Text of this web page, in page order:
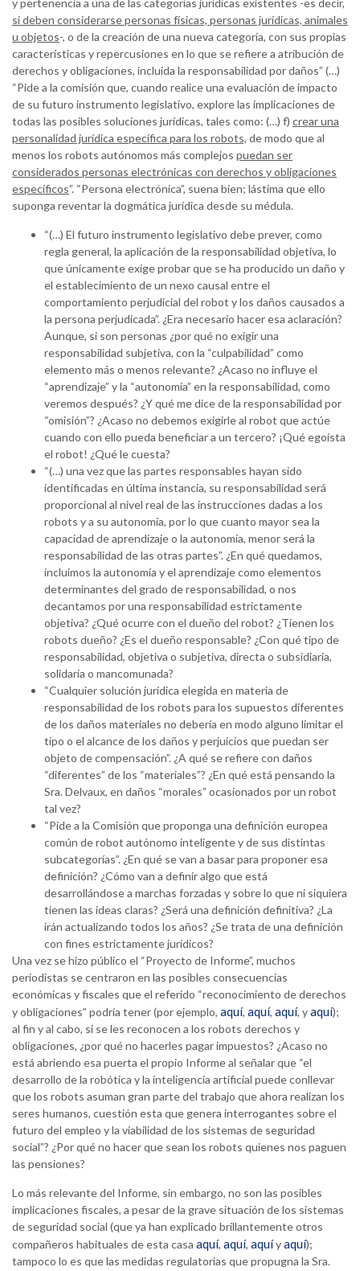
y pertenencia a una de las categorías jurídicas existentes -es decir,
si deben considerarse personas físicas, personas jurídicas, animales
u objetos-, o de la creación de una nueva categoría, con sus propias
características y repercusiones en lo que se refiere a atribución de
derechos y obligaciones, incluida la responsabilidad por daños” (…)
“Pide a la comisión que, cuando realice una evaluación de impacto
de su futuro instrumento legislativo, explore las implicaciones de
todas las posibles soluciones jurídicas, tales como: (…) f) crear una
personalidad jurídica específica para los robots, de modo que al
menos los robots autónomos más complejos puedan ser
considerados personas electrónicas con derechos y obligaciones
específicos”. “Persona electrónica”, suena bien; lástima que ello
suponga reventar la dogmática jurídica desde su médula.
“(…) El futuro instrumento legislativo debe prever, como
regla general, la aplicación de la responsabilidad objetiva, lo
que únicamente exige probar que se ha producido un daño y
el establecimiento de un nexo causal entre el
comportamiento perjudicial del robot y los daños causados a
la persona perjudicada”. ¿Era necesario hacer esa aclaración?
Aunque, si son personas ¿por qué no exigir una
responsabilidad subjetiva, con la “culpabilidad” como
elemento más o menos relevante? ¿Acaso no influye el
“aprendizaje” y la “autonomía” en la responsabilidad, como
veremos después? ¿Y qué me dice de la responsabilidad por
“omisión”? ¿Acaso no debemos exigirle al robot que actúe
cuando con ello pueda beneficiar a un tercero? ¡Qué egoísta
el robot! ¿Qué le cuesta?
“(…) una vez que las partes responsables hayan sido
identificadas en última instancia, su responsabilidad será
proporcional al nivel real de las instrucciones dadas a los
robots y a su autonomía, por lo que cuanto mayor sea la
capacidad de aprendizaje o la autonomía, menor será la
responsabilidad de las otras partes”. ¿En qué quedamos,
incluimos la autonomía y el aprendizaje como elementos
determinantes del grado de responsabilidad, o nos
decantamos por una responsabilidad estrictamente
objetiva? ¿Qué ocurre con el dueño del robot? ¿Tienen los
robots dueño? ¿Es el dueño responsable? ¿Con qué tipo de
responsabilidad, objetiva o subjetiva, directa o subsidiaria,
solidaria o mancomunada?
“Cualquier solución jurídica elegida en materia de
responsabilidad de los robots para los supuestos diferentes
de los daños materiales no debería en modo alguno limitar el
tipo o el alcance de los daños y perjuicios que puedan ser
objeto de compensación”. ¿A qué se refiere con daños
“diferentes” de los “materiales”? ¿En qué está pensando la
Sra. Delvaux, en daños “morales” ocasionados por un robot
tal vez?
“Pide a la Comisión que proponga una definición europea
común de robot autónomo inteligente y de sus distintas
subcategorías”. ¿En qué se van a basar para proponer esa
definición? ¿Cómo van a definir algo que está
desarrollándose a marchas forzadas y sobre lo que ni siquiera
tienen las ideas claras? ¿Será una definición definitiva? ¿La
irán actualizando todos los años? ¿Se trata de una definición
con fines estrictamente jurídicos?
Una vez se hizo público el “Proyecto de Informe”, muchos
periodistas se centraron en las posibles consecuencias
económicas y fiscales que el referido “reconocimiento de derechos
y obligaciones” podría tener (por ejemplo, aquí, aquí, aquí, yaquí);
al fin y al cabo, si se les reconocen a los robots derechos y
obligaciones, ¿por qué no hacerles pagar impuestos? ¿Acaso no
está abriendo esa puerta el propio Informe al señalar que “el
desarrollo de la robótica y la inteligencia artificial puede conllevar
que los robots asuman gran parte del trabajo que ahora realizan los
seres humanos, cuestión esta que genera interrogantes sobre el
futuro del empleo y la viabilidad de los sistemas de seguridad
social”? ¿Por qué no hacer que sean los robots quienes nos paguen
las pensiones?
Lo más relevante del Informe, sin embargo, no son las posibles
implicaciones fiscales, a pesar de la grave situación de los sistemas
de seguridad social (que ya han explicado brillantemente otros
compañeros habituales de esta casa aquí, aquí, aquíyaquí);
tampoco lo es que las medidas regulatorias que propugna la Sra.